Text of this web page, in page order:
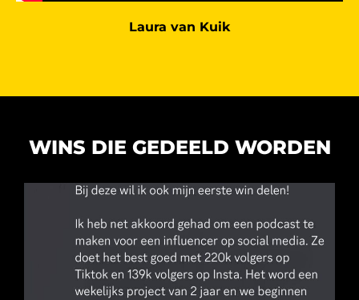
Laura van Kuik
WINS DIE GEDEELD WORDEN